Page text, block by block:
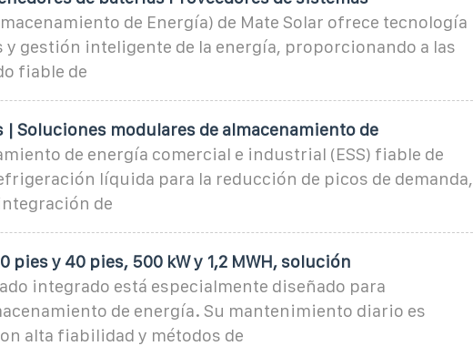
de Energía) de Mate Solar ofrece tecnología
y gestión inteligente de la energía, proporcionando a las
fiable de
| Soluciones modulares de almacenamiento de
de energía comercial e industrial (ESS) fiable de
líquida para la reducción de picos de demanda,
de
pies y 40 pies, 500 kW y 1,2 MWH, solución
integrado está especialmente diseñado para
de energía. Su mantenimiento diario es
alta fiabilidad y métodos de